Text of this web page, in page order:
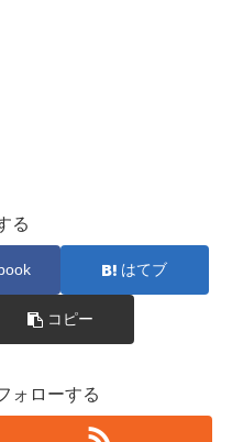
る
はてブ
コピー
ォローする